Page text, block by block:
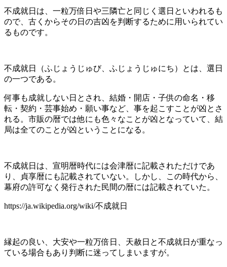
不成就日は、一粒万倍日や三隣亡と同じく選日といわれるも
ので、古くからその日の吉凶を判断するために用いられてい
るものです。
不成就日（ふじょうじゅび、ふじょうじゅにち）とは、選日
の一つである。
何事も成就しない日とされ、結婚・開店・子供の命名・移
転・契約・芸事始め・願い事など、事を起こすことが凶とさ
れる。市販の暦では他にも色々なことが凶となっていて、結
局は全てのことが凶ということになる。
不成就日は、宣明暦時代には会津暦に記載されただけであ
り、貞享暦にも記載されていない。しかし、この時代から、
幕府の許可なく発行された民間の暦には記載されていた。
https://ja.wikipedia.org/wiki/不成就日
縁起の良い、大安や一粒万倍日、天赦日と不成就日が重なっ
ている場合もあり判断に迷ってしまいますが。